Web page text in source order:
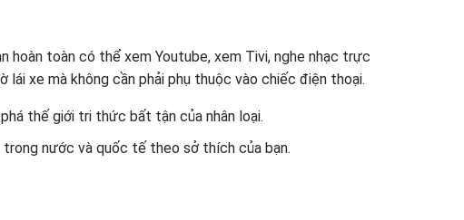
hoàn toàn có thể xem Youtube, xem Tivi, nghe nhạc trực
xe mà không cần phải phụ thuộc vào chiếc điện thoại.
thế giới tri thức bất tận của nhân loại.
trong nước và quốc tế theo sở thích của bạn.